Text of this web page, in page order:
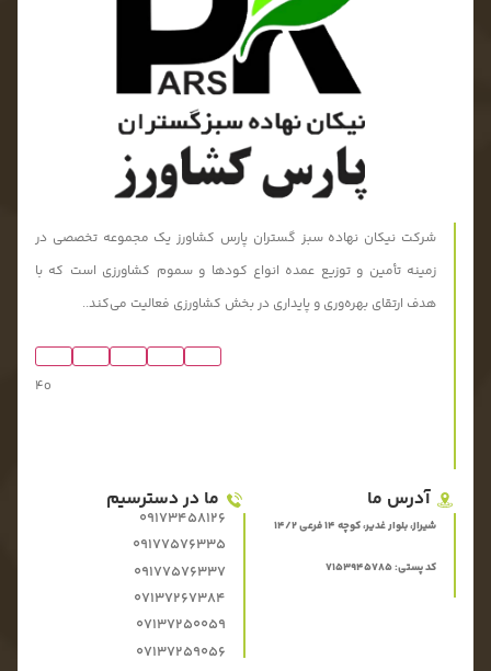
شرکت نیکان نهاده سبز گستران پارس کشاورز یک مجموعه تخصصی در
زمینه تأمین و توزیع عمده انواع کودها و سموم کشاورزی است که با
هدف ارتقای بهره‌وری و پایداری در بخش کشاورزی فعالیت می‌کند..
4o
آدرس ما
شیراز، بلوار غدیر، کوچه 14 فرعی 14/2
کد پستی: 7153945785
ما در دسترسیم
09173458126
09177576335
09177576337
07137267384
07137250059
07137259056